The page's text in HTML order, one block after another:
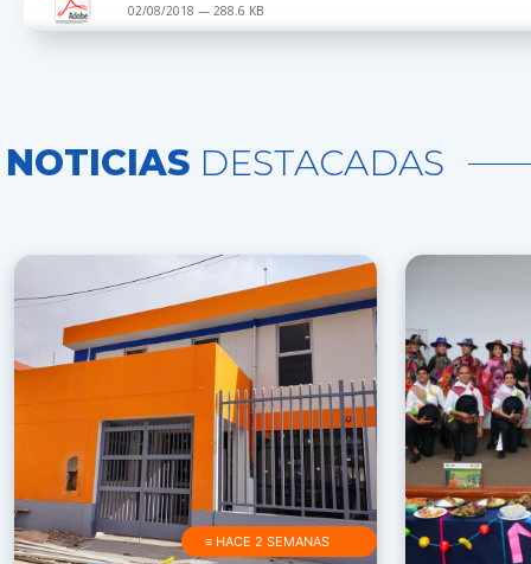
02/08/2018 — 288.6 KB
NOTICIAS DESTACADAS
≡ HACE 2 SEMANAS